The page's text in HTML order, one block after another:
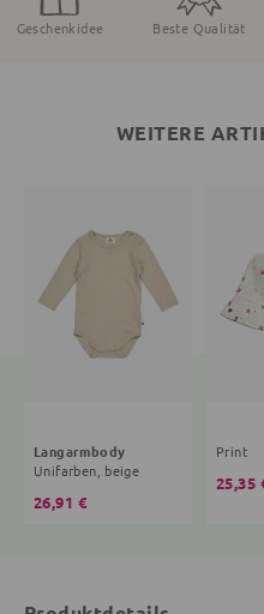
Geschenkidee Beste Qualität
WEITERE
Langarmbody
Unifarben, beige
26,91 €
Print
25,35